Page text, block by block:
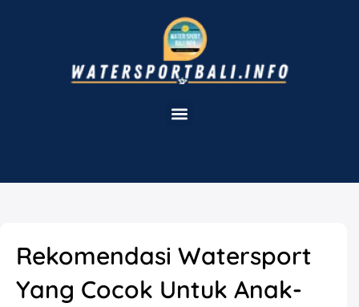
Rekomendasi Watersport
Yang Cocok Untuk Anak-